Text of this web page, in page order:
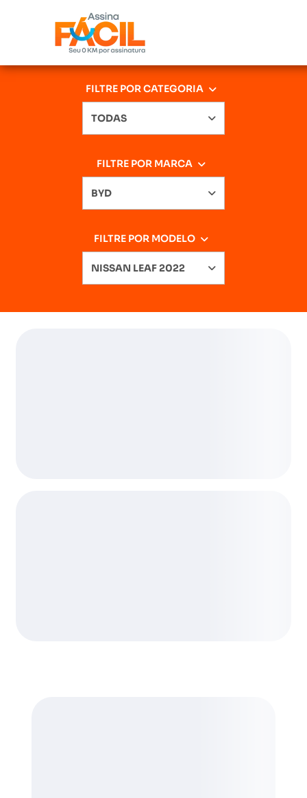
FILTRE POR CATEGORIA
TODAS
FILTRE POR MARCA
BYD
FILTRE POR MODELO
NISSAN LEAF 2022